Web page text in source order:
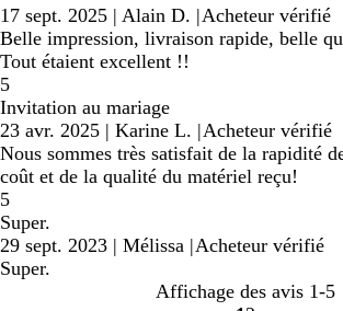
17 sept. 2025 | Alain D. |Acheteur vérifié
Belle impression, livraison rapide, belle
Tout étaient excellent !!
5
Invitation au mariage
23 avr. 2025 | Karine L. |Acheteur vérifié
Nous sommes très satisfait de la rapidité
coût et de la qualité du matériel reçu!
5
Super.
29 sept. 2023 | Mélissa |Acheteur vérifié
Super.
Affichage des avis 1-5